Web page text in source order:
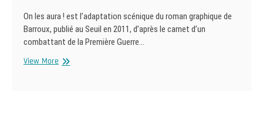
On les aura ! est l’adaptation scénique du roman graphique de
Barroux, publié au Seuil en 2011, d’après le carnet d’un
combattant de la Première Guerre…
View MoreOn